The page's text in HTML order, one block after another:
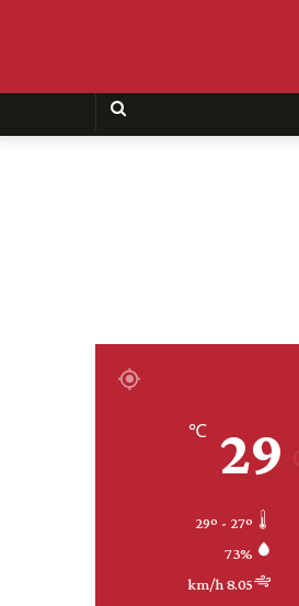
29
℃
73%
8.05 km/h